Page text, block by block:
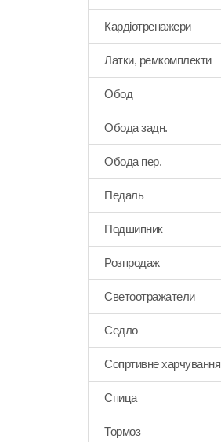
Кардіотренажери
Латки, ремкомплекти
Обод
Обода задн.
Обода пер.
Педаль
Подшипник
Розпродаж
Светоотражатели
Седло
Сопртивне харчування
Спица
Тормоз